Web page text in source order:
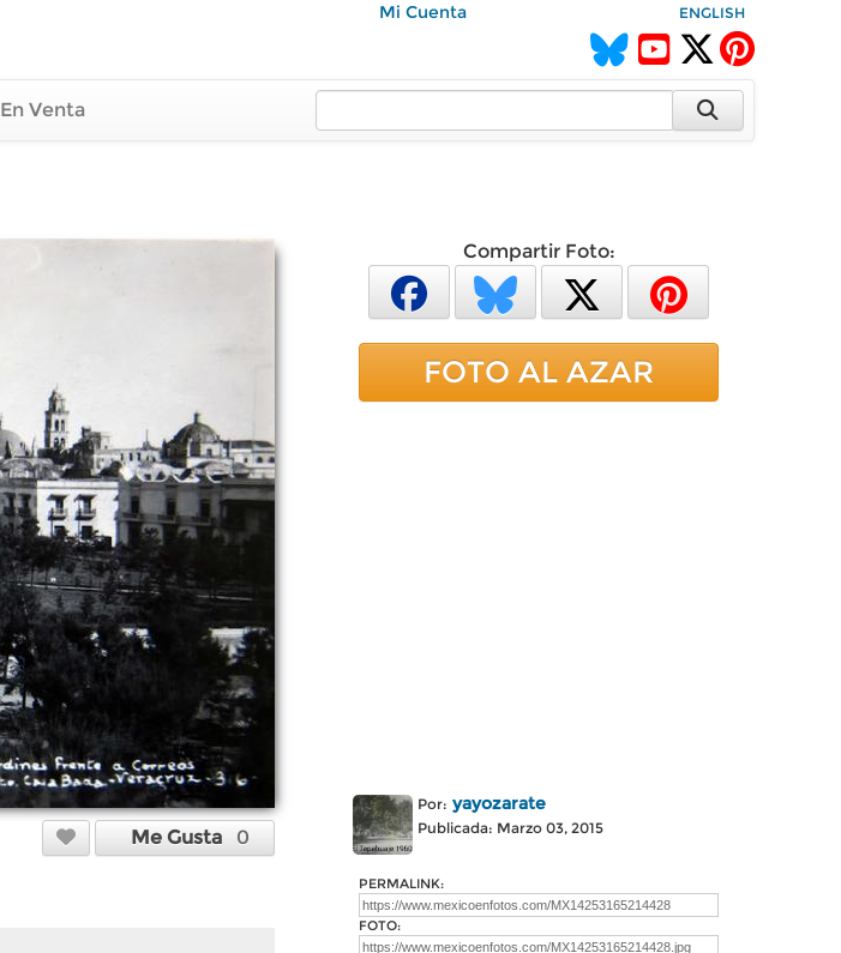
Mi Cuenta ENGLISH
En Venta
Me Gusta 0
Compartir Foto:
FOTO AL AZAR
Por: yayozarate
Publicada: Marzo 03, 2015
PERMALINK:
FOTO: